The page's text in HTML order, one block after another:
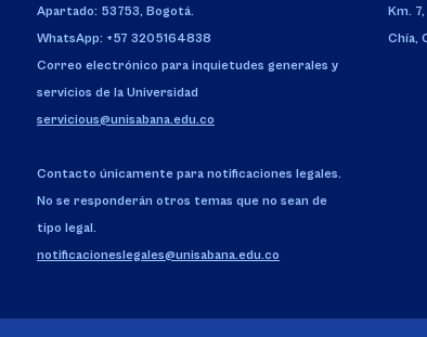
Apartado: 53753, Bogotá.
WhatsApp: +57 3205164838
Correo electrónico para inquietudes generales y
servicios de la Universidad
servicious@unisabana.edu.co
Contacto únicamente para notificaciones legales.
No se responderán otros temas que no sean de
tipo legal.
notificacioneslegales@unisabana.edu.co
Km.
Chía,